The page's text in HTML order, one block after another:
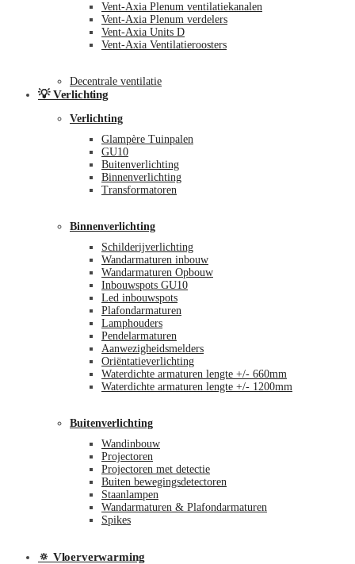
Vent-Axia Plenum ventilatiekanalen
Vent-Axia Plenum verdelers
Vent-Axia Units D
Vent-Axia Ventilatieroosters
Decentrale ventilatie
💡 Verlichting
Verlichting
Glampère Tuinpalen
GU10
Buitenverlichting
Binnenverlichting
Transformatoren
Binnenverlichting
Schilderijverlichting
Wandarmaturen inbouw
Wandarmaturen Opbouw
Inbouwspots GU10
Led inbouwspots
Plafondarmaturen
Lamphouders
Pendelarmaturen
Aanwezigheidsmelders
Oriëntatieverlichting
Waterdichte armaturen lengte +/- 660mm
Waterdichte armaturen lengte +/- 1200mm
Buitenverlichting
Wandinbouw
Projectoren
Projectoren met detectie
Buiten bewegingsdetectoren
Staanlampen
Wandarmaturen & Plafondarmaturen
Spikes
🔅 Vloerverwarming